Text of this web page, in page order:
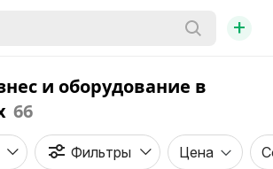
+
и оборудование в
66
Фильтры Цена